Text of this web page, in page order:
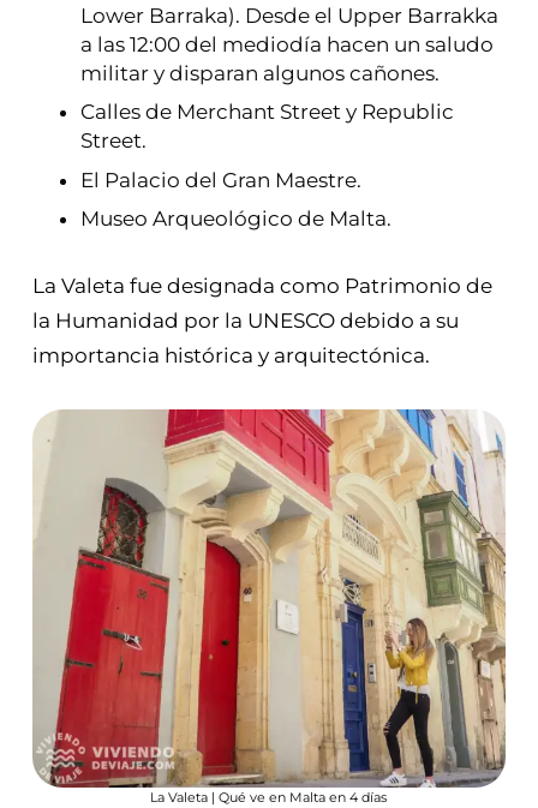
Lower Barraka). Desde el Upper Barrakka
a las 12:00 del mediodía hacen un saludo
militar y disparan algunos cañones.
Calles de Merchant Street y Republic
Street.
El Palacio del Gran Maestre.
Museo Arqueológico de Malta.
La Valeta fue designada como Patrimonio de
la Humanidad por la UNESCO debido a su
importancia histórica y arquitectónica.
La Valeta | Qué ve en Malta en 4 días